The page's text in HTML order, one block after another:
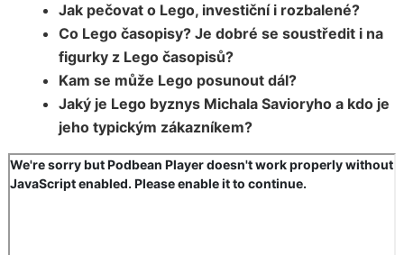
Jak pečovat o Lego, investiční i rozbalené?
Co Lego časopisy? Je dobré se soustředit i na
figurky z Lego časopisů?
Kam se může Lego posunout dál?
Jaký je Lego byznys Michala Savioryho a kdo je
jeho typickým zákazníkem?